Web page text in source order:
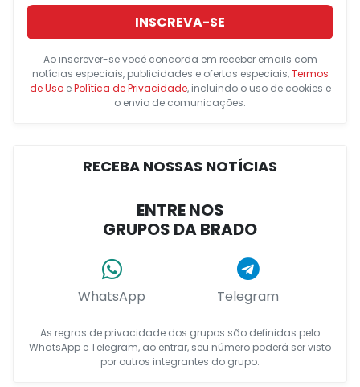
INSCREVA-SE
Ao inscrever-se você concorda em receber emails com
notícias especiais, publicidades e ofertas especiais,Termos
de UsoePolítica de Privacidade, incluindo o uso de cookies e
o envio de comunicações.
RECEBA NOSSAS NOTÍCIAS
ENTRE NOS
GRUPOS DA BRADO
WhatsApp Telegram
As regras de privacidade dos grupos são definidas pelo
WhatsApp e Telegram, ao entrar, seu número poderá ser visto
por outros integrantes do grupo.